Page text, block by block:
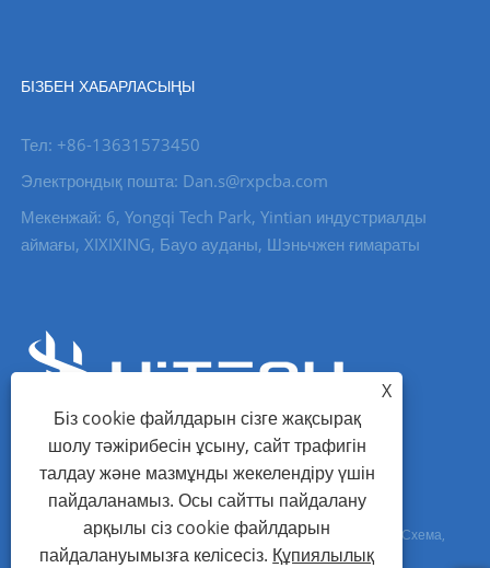
БІЗБЕН ХАБАРЛАСЫҢЫ
Тел: +86-13631573450
Электрондық пошта: Dan.s@rxpcba.com
Мекенжай: 6, Yongqi Tech Park, Yintian индустриалды
аймағы, XIXIXING, Бауо ауданы, Шэньчжен ғимараты
Copyright © 2023 Shenzhen Hi Tech Co., Ltd. - PCB құрастыру, Схема,
X
Біз cookie файлдарын сізге жақсырақ
шолу тәжірибесін ұсыну, сайт трафигін
талдау және мазмұнды жекелендіру үшін
пайдаланамыз. Осы сайтты пайдалану
арқылы сіз cookie файлдарын
пайдалануымызға келісесіз. Құпиялылық